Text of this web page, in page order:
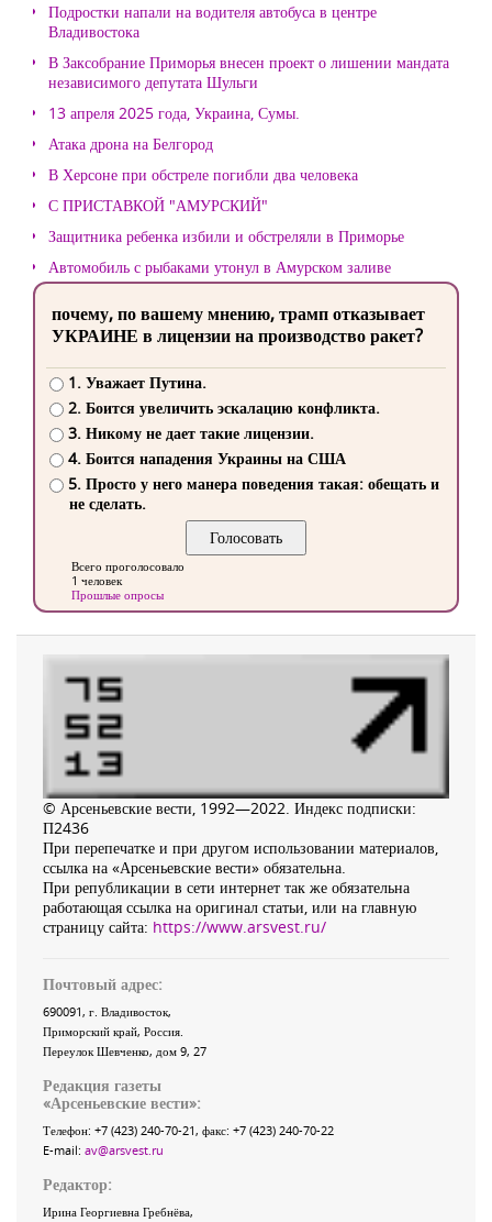
Подростки напали на водителя автобуса в центре
Владивостока
В Заксобрание Приморья внесен проект о лишении мандата
независимого депутата Шульги
13 апреля 2025 года, Украина, Сумы.
Атака дрона на Белгород
В Херсоне при обстреле погибли два человека
С ПРИСТАВКОЙ "АМУРСКИЙ"
Защитника ребенка избили и обстреляли в Приморье
Автомобиль с рыбаками утонул в Амурском заливе
почему, по вашему мнению, трамп отказывает
УКРАИНЕ в лицензии на производство ракет?
1. Уважает Путина.
2. Боится увеличить эскалацию конфликта.
3. Никому не дает такие лицензии.
4. Боится нападения Украины на США
5. Просто у него манера поведения такая: обещать и
не сделать.
Всего проголосовало
1 человек
Прошлые опросы
© Арсеньевские вести, 1992—2022. Индекс подписки:
П2436
При перепечатке и при другом использовании материалов,
ссылка на «Арсеньевские вести» обязательна.
При републикации в сети интернет так же обязательна
работающая ссылка на оригинал статьи, или на главную
страницу сайта: https://www.arsvest.ru/
Почтовый адрес:
690091, г. Владивосток,
Приморский край, Россия
Переулок Шевченко, дом 9, 27
Редакция газеты
«Арсеньевские вести»:
Телефон: +7 (423) 240-70-21, факс: +7 (423) 240-70-22
E-mail: av@arsvest.ru
Редактор:
Ирина Георгиевна Гребнёва,